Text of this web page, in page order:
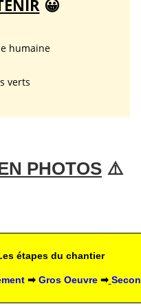
😀
humaine
verts
PHOTOS ⚠️
étapes du chantier
➡ Gros Oeuvre ➡